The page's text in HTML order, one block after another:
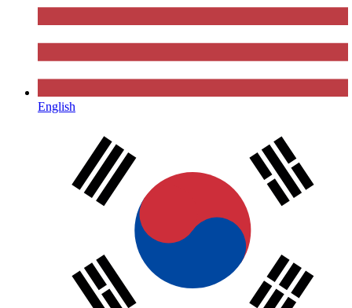
English